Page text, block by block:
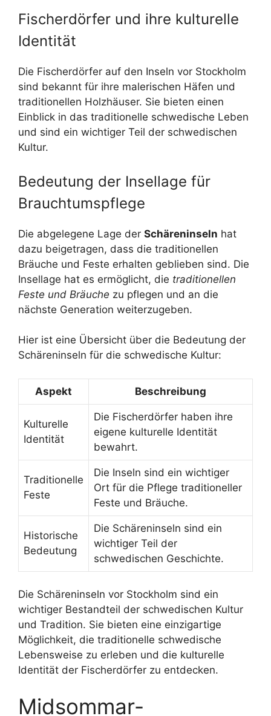
Fischerdörfer und ihre kulturelle
Identität
Die Fischerdörfer auf den Inseln vor Stockholm
sind bekannt für ihre malerischen Häfen und
traditionellen Holzhäuser. Sie bieten einen
Einblick in das traditionelle schwedische Leben
und sind ein wichtiger Teil der schwedischen
Kultur.
Bedeutung der Insellage für
Brauchtumspflege
Die abgelegene Lage der Schäreninseln hat
dazu beigetragen, dass die traditionellen
Bräuche und Feste erhalten geblieben sind. Die
Insellage hat es ermöglicht, die traditionellen
Feste und Bräuche zu pflegen und an die
nächste Generation weiterzugeben.
Hier ist eine Übersicht über die Bedeutung der
Schäreninseln für die schwedische Kultur:
Aspekt Beschreibung
Kulturelle
Identität
Die Fischerdörfer haben ihre
eigene kulturelle Identität
bewahrt.
Traditionelle
Feste
Die Inseln sind ein wichtiger
Ort für die Pflege traditioneller
Feste und Bräuche.
Historische
Bedeutung
Die Schäreninseln sind ein
wichtiger Teil der
schwedischen Geschichte.
Die Schäreninseln vor Stockholm sind ein
wichtiger Bestandteil der schwedischen Kultur
und Tradition. Sie bieten eine einzigartige
Möglichkeit, die traditionelle schwedische
Lebensweise zu erleben und die kulturelle
Identität der Fischerdörfer zu entdecken.
Midsommar-